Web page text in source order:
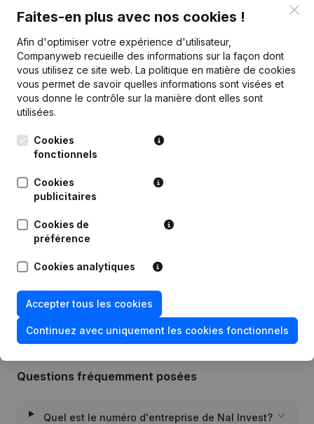
Capitaux propres -234 740
Marge brute €201 478 €194 167
11-12-2020
14-09-2017
Rubrique Constitution (Nouvelle
Succursale, etc...)
Questions fréquemment posées
Quel est le numéro d'entreprise de Nal Invest?
Faites-en plus avec nos cookies !
Afin d'optimiser votre expérience d'utilisateur,
Companyweb recueille des informations sur la façon dont
vous utilisez ce site web. La politique en matière de cookies
vous permet de savoir quelles informations sont visées et
vous donne le contrôle sur la manière dont elles sont
utilisées.
Cookies
fonctionnels
Cookies
publicitaires
Cookies de
préférence
Cookies analytiques
Accepter tous les cookies
Continuez avec uniquement les cookies fonctionnels